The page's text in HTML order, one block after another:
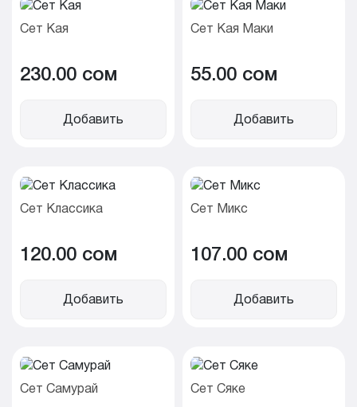
Сет Кая
230.00 cом
Добавить
Сет Кая Маки
55.00 cом
Добавить
Сет Классика
120.00 cом
Добавить
Сет Микс
107.00 cом
Добавить
Сет Самурай Сет Сяке